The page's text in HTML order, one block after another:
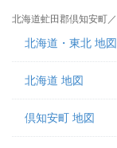
北海道虻田郡倶知安町
北海道・東北 地図
北海道 地図
倶知安町 地図